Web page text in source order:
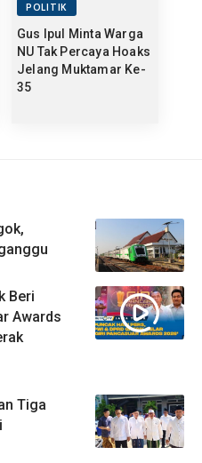
POLITIK
Gus Ipul Minta Warga
NU Tak Percaya Hoaks
Jelang Muktamar Ke-
35
Beri
Awards
Tiga